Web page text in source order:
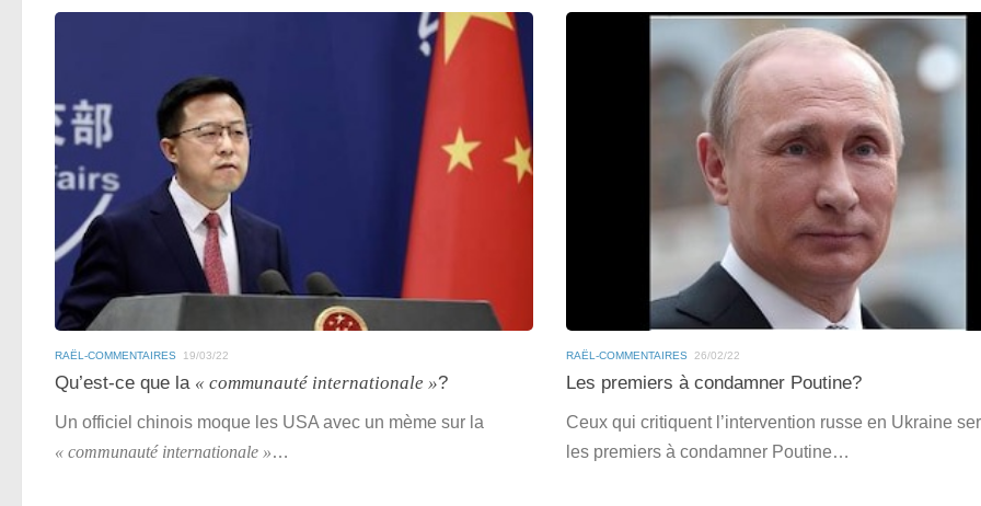
RAËL-COMMENTAIRES 19/03/22
Qu’est-ce que la « communauté internationale »?
Un officiel chinois moque les USA avec un mème sur la
« communauté internationale »…
RAËL-COMMENTAIRES 26/02/22
Les premiers à condamner Poutine?
Ceux qui critiquent l’intervention russe en Ukraine
les premiers à condamner Poutine…